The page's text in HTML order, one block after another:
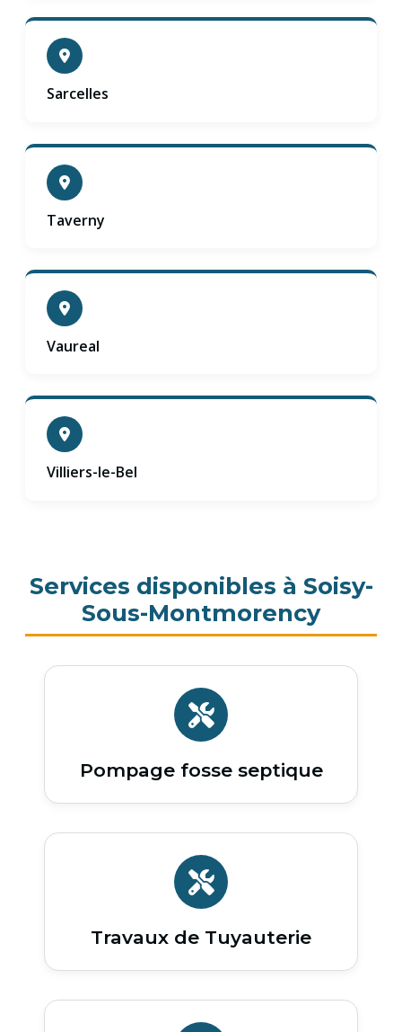
Sarcelles
Taverny
Vaureal
Villiers-le-Bel
Services disponibles à Soisy-
Sous-Montmorency
Pompage fosse septique
Travaux de Tuyauterie